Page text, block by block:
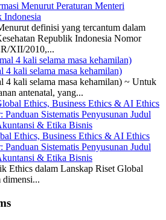
Menurut Peraturan Menteri
Indonesia
definisi yang tercantum dalam
Republik Indonesia Nomor
XII/2010,...
kali selama masa kehamilan)
kali selama masa kehamilan) ~ Untuk
antenatal, yang...
Ethics, Business Ethics & AI Ethics
Sistematis Penyusunan Judul
& Etika Bisnis
Ethics dalam Lanskap Riset Global